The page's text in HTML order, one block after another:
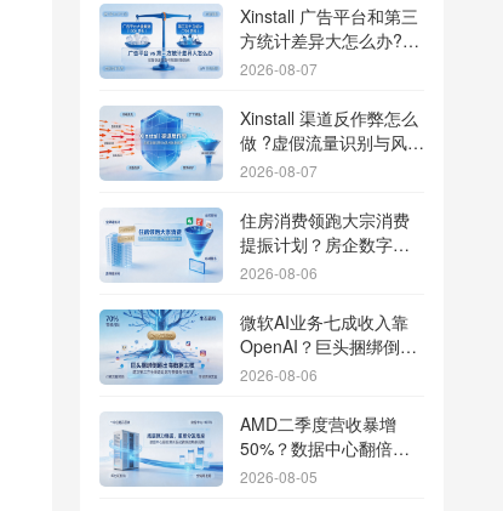
Xinstall 广告平台和第三
方统计差异大怎么办?数
据误差排查指南
2026-08-07
Xinstall 渠道反作弊怎么
做 ?虚假流量识别与风控
防刷解析
2026-08-07
住房消费领跑大宗消费
提振计划？房企数字化
转型加速线下场景智能
2026-08-06
微软AI业务七成收入靠
OpenAI？巨头捆绑倒逼
出海App独立追踪全渠道
2026-08-06
AMD二季度营收暴增
50%？数据中心翻倍增
长驱动跨端分发新底座
2026-08-05